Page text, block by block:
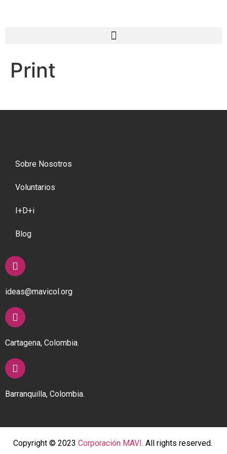
Print
Sobre Nosotros
Voluntarios
I+D+i
Blog
ideas@mavicol.org
Cartagena, Colombia.
Barranquilla, Colombia.
Copyright © 2023 Corporación MAVI . All rights reserved.